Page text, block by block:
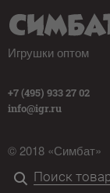
Игрушки оптом
+7 (495) 933 27 02
info@igr.ru
© 2018 «Симбат»